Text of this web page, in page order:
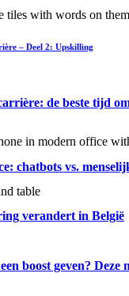
– Deel 2: Upskilling
de beste tijd
chatbots vs.
verandert in België
boost geven? Deze